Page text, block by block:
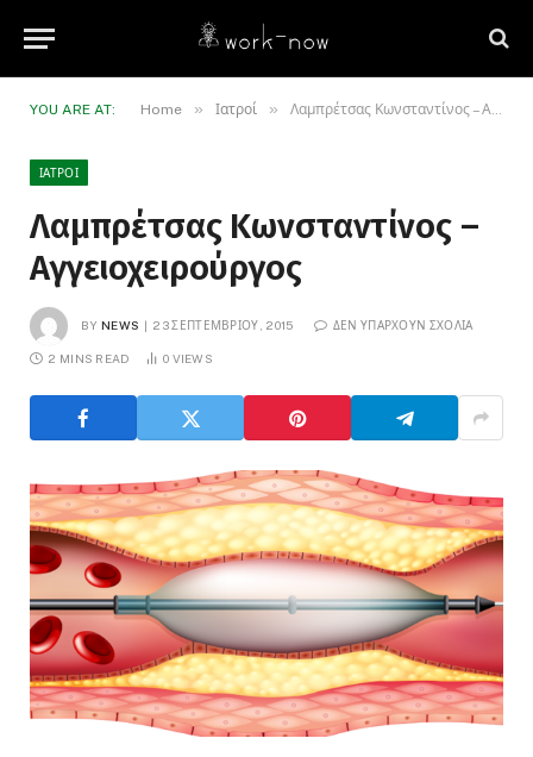
YOU ARE AT: Home » Ιατροί » Λαμπρέτσας Κωνσταντίνος – Αγγειοχειρούργος
ΙΑΤΡΟΊ
Λαμπρέτσας Κωνσταντίνος –
Αγγειοχειρούργος
BY NEWS 23 ΣΕΠΤΕΜΒΡΊΟΥ, 2015 ΔΕΝ ΥΠΆΡΧΟΥΝ ΣΧΌΛΙΑ
2 MINS READ 0 VIEWS